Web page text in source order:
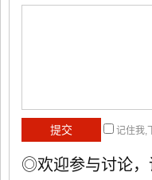
记住我,
◎欢迎参与讨论，